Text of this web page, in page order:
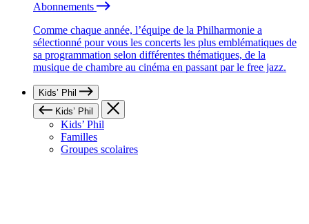
Abonnements
Comme chaque année, l’équipe de la Philharmonie a
sélectionné pour vous les concerts les plus emblématiques de
sa programmation selon différentes thématiques, de la
musique de chambre au cinéma en passant par le free jazz.
Kids’ Phil
Kids’ Phil
Kids’ Phil
Familles
Groupes scolaires